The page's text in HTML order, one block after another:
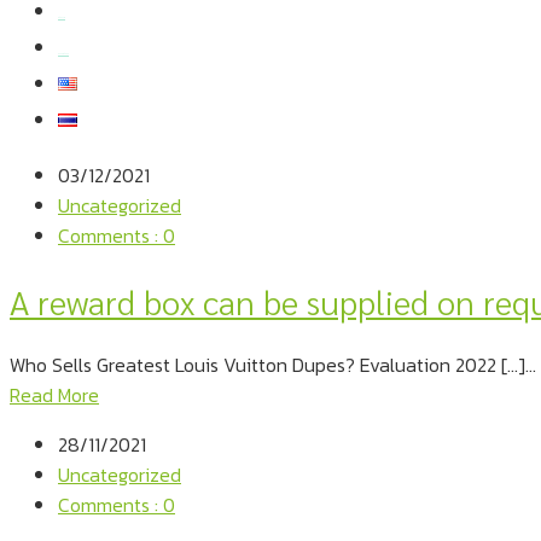
03/12/2021
Uncategorized
Comments : 0
A reward box can be supplied on
Who Sells Greatest Louis Vuitton Dupes? Evaluation 2022 […]...
Read More
28/11/2021
Uncategorized
Comments : 0